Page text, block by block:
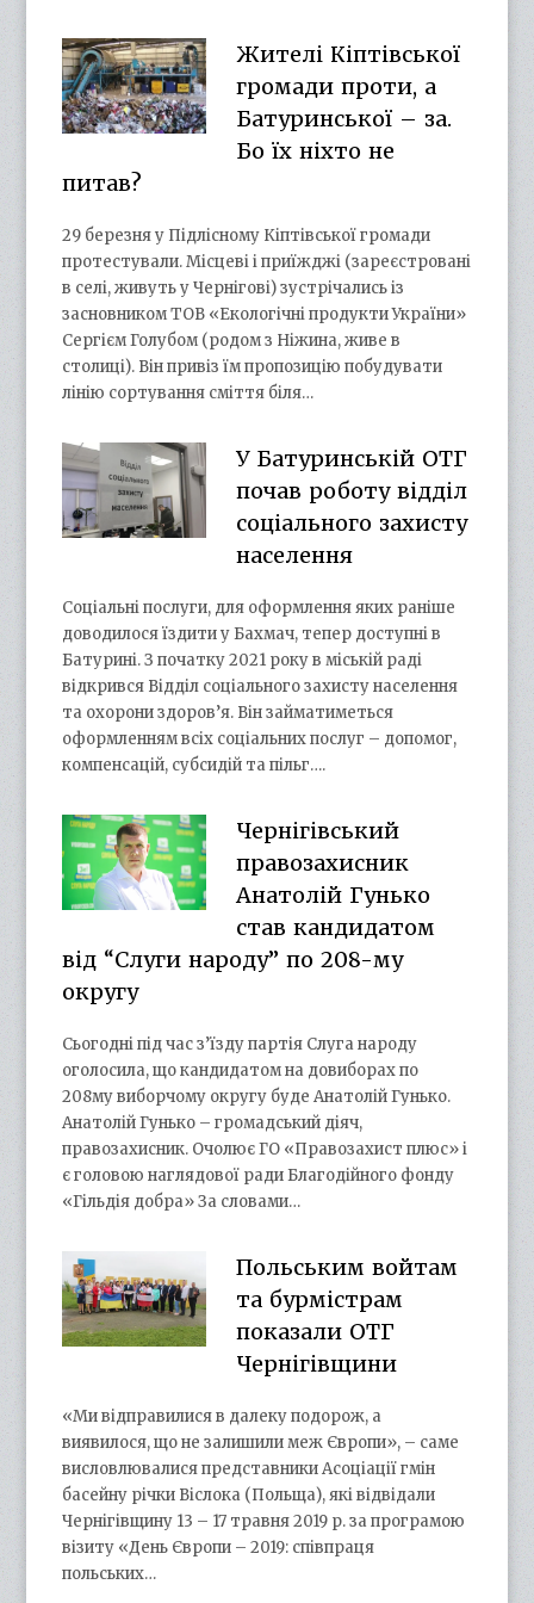
Жителі Кіптівської
громади проти, а
Батуринської – за.
Бо їх ніхто не
питав?
29 березня у Підлісному Кіптівської громади
протестували. Місцеві і приїжджі (зареєстровані
в селі, живуть у Чернігові) зустрічались із
засновником ТОВ «Екологічні продукти України»
Сергієм Голубом (родом з Ніжина, живе в
столиці). Він привіз їм пропозицію побудувати
лінію сортування сміття біля…
У Батуринській ОТГ
почав роботу відділ
соціального захисту
населення
Соціальні послуги, для оформлення яких раніше
доводилося їздити у Бахмач, тепер доступні в
Батурині. З початку 2021 року в міській раді
відкрився Відділ соціального захисту населення
та охорони здоров’я. Він займатиметься
оформленням всіх соціальних послуг – допомог,
компенсацій, субсидій та пільг….
Чернігівський
правозахисник
Анатолій Гунько
став кандидатом
від “Слуги народу” по 208-му
округу
Сьогодні під час з’їзду партія Слуга народу
оголосила, що кандидатом на довиборах по
208му виборчому округу буде Анатолій Гунько.
Анатолій Гунько – громадський діяч,
правозахисник. Очолює ГО «Правозахист плюс» і
є головою наглядової ради Благодійного фонду
«Гільдія добра» За словами…
Польським войтам
та бурмістрам
показали ОТГ
Чернігівщини
«Ми відправилися в далеку подорож, а
виявилося, що не залишили меж Європи», – саме
висловлювалися представники Асоціації гмін
басейну річки Віслока (Польща), які відвідали
Чернігівщину 13 – 17 травня 2019 р. за програмою
візиту «День Європи – 2019: співпраця
польських…